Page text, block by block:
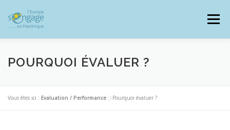
contenu
Menu
PROGRAMMES J’AI UN PROJET
POURQUOI ÉVALUER ?
Vous êtes ici : Evaluation / Performance >Pourquoi évaluer ?